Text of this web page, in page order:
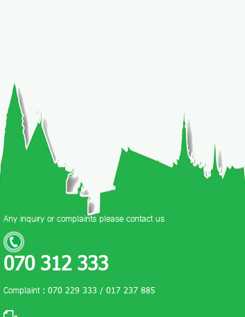
Any inquiry or complaints please contact us
070 312 333
Complaint : 070 229 333 / 017 237 885